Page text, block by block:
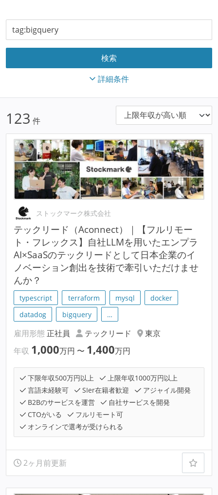
詳細条件
123 件
ストックマーク株式会社
テックリード（Aconnect）｜【フルリモー
ト・フレックス】自社LLMを用いたエンプラ
AI×SaaSのテックリードとして日本企業のイ
ノベーション創出を技術で牽引いただけませ
んか？
typescript terraform mysql
docker
datadog
bigquery …
雇用形態 正社員 テックリード
東京
年収 1,000万円 〜 1,400万円
下限年収500万円以上
上限年収1000万円以上
言語未経験可
SIer在籍者歓迎
アジャイル開発
B2Bのサービスを運営
自社サービスを開発
CTOがいる
フルリモート可
オンラインで選考が受けられる
2ヶ月前更新